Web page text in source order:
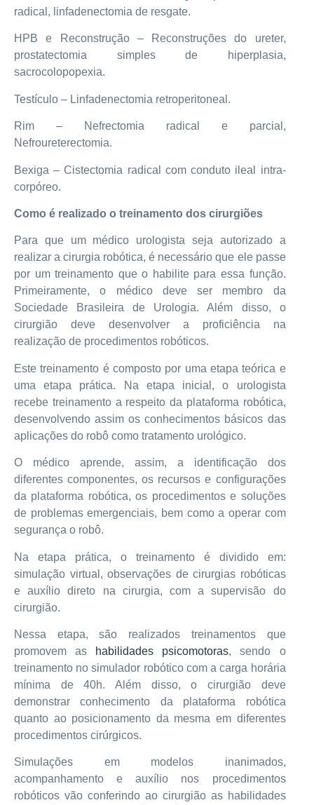
radical, linfadenectomia de resgate.
HPB e Reconstrução – Reconstruções do ureter,
prostatectomia simples de hiperplasia,
sacrocolopopexia.
Testículo – Linfadenectomia retroperitoneal.
Rim – Nefrectomia radical e parcial,
Nefroureterectomia.
Bexiga – Cistectomia radical com conduto ileal intra-
corpóreo.
Como é realizado o treinamento dos cirurgiões
Para que um médico urologista seja autorizado a
realizar a cirurgia robótica, é necessário que ele passe
por um treinamento que o habilite para essa função.
Primeiramente, o médico deve ser membro da
Sociedade Brasileira de Urologia. Além disso, o
cirurgião deve desenvolver a proficiência na
realização de procedimentos robóticos.
Este treinamento é composto por uma etapa teórica e
uma etapa prática. Na etapa inicial, o urologista
recebe treinamento a respeito da plataforma robótica,
desenvolvendo assim os conhecimentos básicos das
aplicações do robô como tratamento urológico.
O médico aprende, assim, a identificação dos
diferentes componentes, os recursos e configurações
da plataforma robótica, os procedimentos e soluções
de problemas emergenciais, bem como a operar com
segurança o robô.
Na etapa prática, o treinamento é dividido em:
simulação virtual, observações de cirurgias robóticas
e auxílio direto na cirurgia, com a supervisão do
cirurgião.
Nessa etapa, são realizados treinamentos que
promovem as
habilidades psicomotoras, sendo o
treinamento no simulador robótico com a carga horária
mínima de 40h. Além disso, o cirurgião deve
demonstrar conhecimento da plataforma robótica
quanto ao posicionamento da mesma em diferentes
procedimentos cirúrgicos.
Simulações em modelos inanimados,
acompanhamento e auxílio nos procedimentos
robóticos vão conferindo ao cirurgião as habilidades